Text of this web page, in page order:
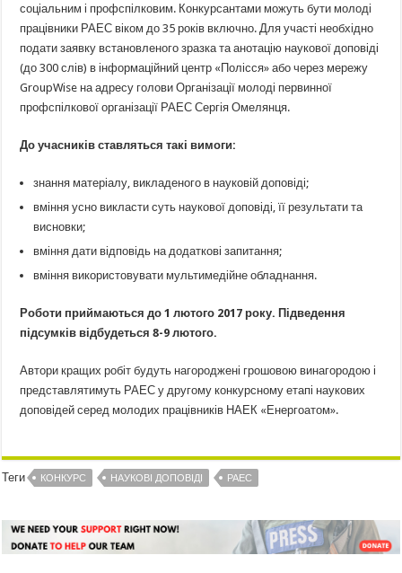
соціальним і профспілковим. Конкурсантами можуть бути молоді
працівники РАЕС віком до 35 років включно. Для участі необхідно
подати заявку встановленого зразка та анотацію наукової доповіді
(до 300 слів) в інформаційний центр «Полісся» або через мережу
GroupWise на адресу голови Організації молоді первинної
профспілкової організації РАЕС Сергія Омелянця.
До учасників ставляться такі вимоги:
знання матеріалу, викладеного в науковій доповіді;
вміння усно викласти суть наукової доповіді, її результати та
висновки;
вміння дати відповідь на додаткові запитання;
вміння використовувати мультимедійне обладнання.
Роботи приймаються до 1 лютого 2017 року. Підведення
підсумків відбудеться 8-9 лютого.
Автори кращих робіт будуть нагороджені грошовою винагородою і
представлятимуть РАЕС у другому конкурсному етапі наукових
доповідей серед молодих працівників НАЕК «Енергоатом».
Теги КОНКУРС НАУКОВІ ДОПОВІДІ РАЕС